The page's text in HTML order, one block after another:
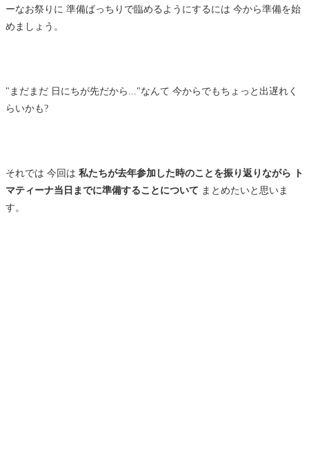
ーなお祭りに 準備ばっちりで臨めるようにするには 今から準備を始
めましょう。
"まだまだ 日にちが先だから..."なんて 今からでもちょっと出遅れく
らいかも?
それでは 今回は 私たちが去年参加した時のことを振り返りながら ト
マティーナ当日までに準備することについて まとめたいと思いま
す。